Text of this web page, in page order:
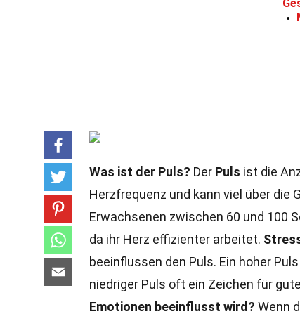
Was ist der Puls? Der Puls ist die
Herzfrequenz und kann viel über die
Erwachsenen zwischen 60 und 100
da ihr Herz effizienter arbeitet.
beeinflussen den Puls. Ein hoher
niedriger Puls oft ein Zeichen für gute
Emotionen beeinflusst wird? Wenn